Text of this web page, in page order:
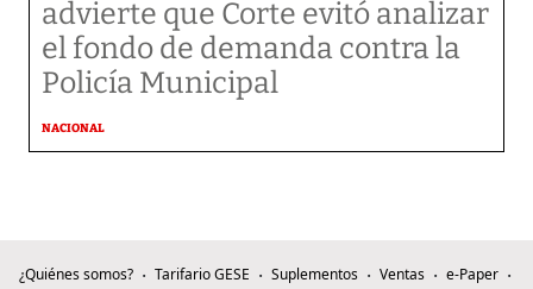
advierte que Corte evitó analizar
el fondo de demanda contra la
Policía Municipal
NACIONAL
¿Quiénes somos? Tarifario GESE Suplementos Ventas
e-Paper